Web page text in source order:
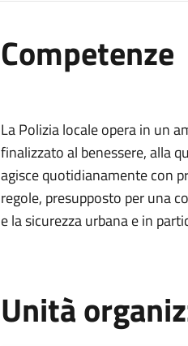
Competenze
La Polizia locale opera in un
finalizzato al benessere, alla
agisce quotidianamente con
regole, presupposto per una
e la sicurezza urbana e in
Unità